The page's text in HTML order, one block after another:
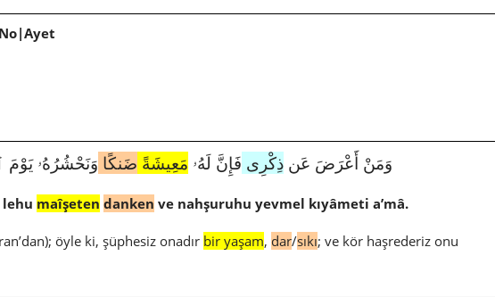
2470|20|124|وَمَنْ أَعْرَضَ عَن ذِكْرِى فَإِنَّ لَهُۥ مَعِيشَةً ضَنكًا وَنَحْشُرُهُۥ يَوْمَ
maîşeten danken ve nahşuruhu yevmel kıyâmeti a’mâ.
öyle ki, şüphesiz onadır bir yaşam, dar/sıkı; ve kör haşrederiz onu